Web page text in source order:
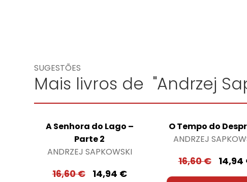
SUGESTÕES
Mais livros de "Andrzej
A Senhora do Lago –
Parte 2
ANDRZEJ SAPKOWSKI
16,60€ 14,94 €
O Tempo do
ANDRZEJ
16,60€ 14,94